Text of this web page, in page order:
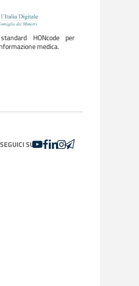
HONcode per
medica.
SEGUICI SUYOUTUBE
FACEBOOK
LINKEDIN
INSTAGRAM
TELEGRAM